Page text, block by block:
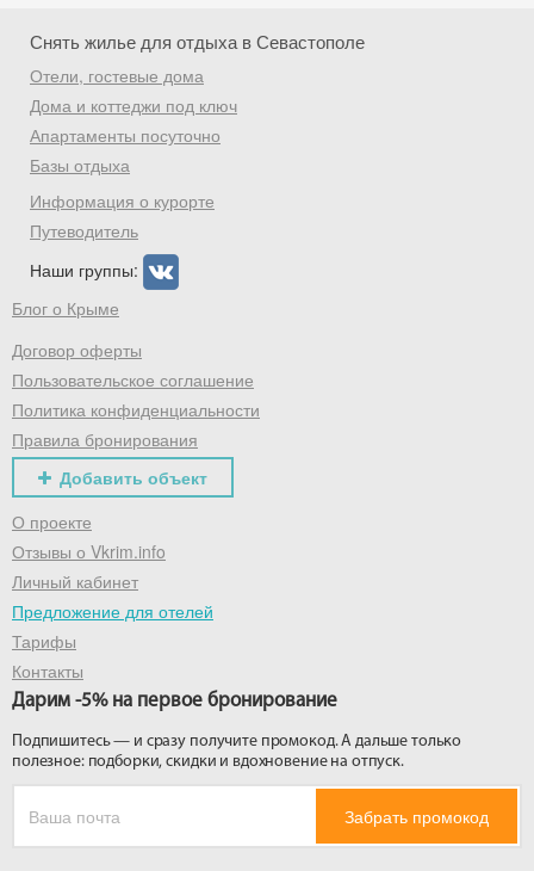
Снять жилье для отдыха в Севастополе
Отели, гостевые дома
Дома и коттеджи под ключ
Апартаменты посуточно
Базы отдыха
Информация о курорте
Путеводитель
Наши группы:
Блог о Крыме
Договор оферты
Пользовательское соглашение
Политика конфиденциальности
Правила бронирования
Добавить объект
О проекте
Отзывы о Vkrim.info
Личный кабинет
Предложение для отелей
Тарифы
Контакты
Дарим -5% на первое бронирование
Подпишитесь — и сразу получите промокод. А дальше только
полезное: подборки, скидки и вдохновение на отпуск.
Забрать промокод
Получить промокод